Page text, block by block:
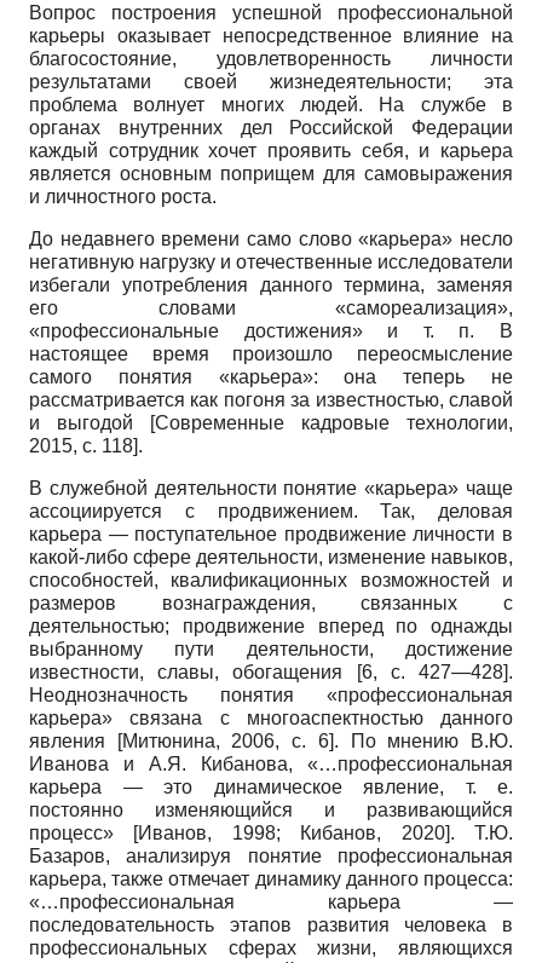
Вопрос построения успешной профессиональной
карьеры оказывает непосредственное влияние на
благосостояние, удовлетворенность личности
результатами своей жизнедеятельности; эта
проблема волнует многих людей. На службе в
органах внутренних дел Российской Федерации
каждый сотрудник хочет проявить себя, и карьера
является основным поприщем для самовыражения
и личностного роста.
До недавнего времени само слово «карьера» несло
негативную нагрузку и отечественные исследователи
избегали употребления данного термина, заменяя
его словами «самореализация»,
«профессиональные достижения» и т. п. В
настоящее время произошло переосмысление
самого понятия «карьера»: она теперь не
рассматривается как погоня за известностью, славой
и выгодой
[Современные кадровые технологии,
2015, с. 118].
В служебной деятельности понятие «карьера» чаще
ассоциируется с продвижением. Так, деловая
карьера — поступательное продвижение личности в
какой-либо сфере деятельности, изменение навыков,
способностей, квалификационных возможностей и
размеров вознаграждения, связанных с
деятельностью; продвижение вперед по однажды
выбранному пути деятельности, достижение
известности, славы, обогащения [6, с. 427—428].
Неоднозначность понятия «профессиональная
карьера» связана с многоаспектностью данного
явления
[Митюнина, 2006, с. 6]. По мнению В.Ю.
Иванова и А.Я. Кибанова, «…профессиональная
карьера — это динамическое явление, т. е.
постоянно изменяющийся и развивающийся
процесс» [Иванов, 1998; Кибанов, 2020]. Т.Ю.
Базаров, анализируя понятие профессиональная
карьера, также отмечает динамику данного процесса:
«…профессиональная карьера —
последовательность этапов развития человека в
профессиональных сферах жизни, являющихся